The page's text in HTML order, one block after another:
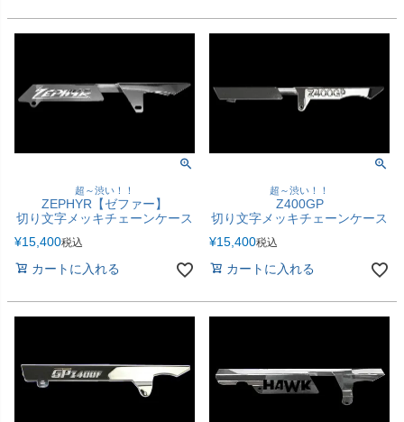
超～渋い！！
ZEPHYR【ゼファー】
切り文字メッキチェーンケース
¥15,400税込
カートに入れる
超～渋い！！
Z400GP
切り文字メッキチェーンケース
¥15,400税込
カートに入れる